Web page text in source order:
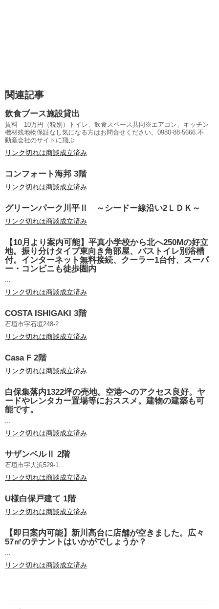
関連記事
飲食ブース施設貸出
賃料 10万円（税別）トイレ、飲食スペース共同※エアコン、キッチン
機材残地物保証なし気になる方はお問合せください。0980-88-5666.不
動産会社のサイトに飛ぶ
リンク切れは商談成立済み
コンフォート海邦 3階
リンク切れは商談成立済み
グリーンパーク川平Ⅱ ～シードー線沿い2ＬＤＫ～
リンク切れは商談成立済み
【10月より案内可能】平真小学校から北へ250Mの好立
地。振り分けタイプ東向き角部屋、バストイレ別浴槽
付。インターネット無料接続、クーラー1台付、スーパ
ー・コンビニも徒歩圏内
...
リンク切れは商談成立済み
COSTA ISHIGAKI 3階
石垣市字石垣248-2...
リンク切れは商談成立済み
Casa F 2階
リンク切れは商談成立済み
白保集落内1322坪の売地。空港へのアクセス良好。ヤ
ードやレンタカー置場等におススメ。建物の建築も可
能です。
...
リンク切れは商談成立済み
サザンベルⅡ 2階
石垣市字大浜529-1...
リンク切れは商談成立済み
U様白保戸建て 1階
リンク切れは商談成立済み
【即日案内可能】新川高台に店舗が空きました。広々
57㎡のテナントはいかがでしょうか？
...
リンク切れは商談成立済み